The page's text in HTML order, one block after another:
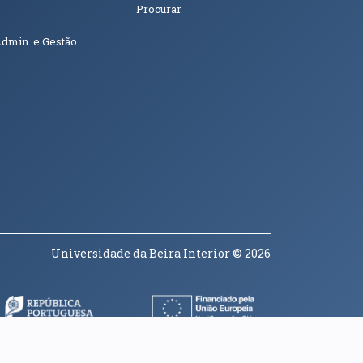
e Gestão
Procurar
Universidade da Beira Interior© 2026
janela) (abre em nova janela)